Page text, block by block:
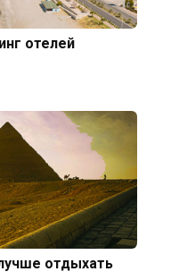
отелей
отдыхать